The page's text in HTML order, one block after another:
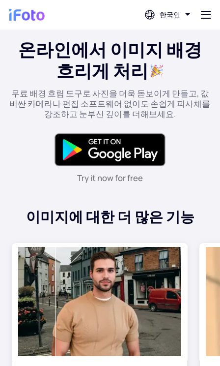
한국인
로그인
배경 제거기
프로필 사진 제작기
AI 헤어스타일
청소 사진
오래된 사진 복원
사진에 색칠
무료 이미지 압축기
온라인에서 이미지 배경
흐리게 처리
무료 배경 흐림 도구로 사진을 더욱 돋보이게 만들고, 값
비싼 카메라나 편집 소프트웨어 없이도 손쉽게 피사체를
강조하고 눈부신 깊이를 더해보세요.
Try it now for free
이미지에 대한 더 많은 기능